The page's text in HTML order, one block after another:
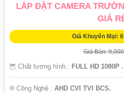
LẮP ĐẶT CAMERA
GIÁ
Giá Khuyến Mại:
Giá Bán:
🦉 Chất lượng hình : FULL HD 1080P .
®️ Công Nghệ : AHD CVI TVI BCS.